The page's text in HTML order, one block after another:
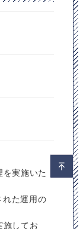
実施いた
た運用の
してお